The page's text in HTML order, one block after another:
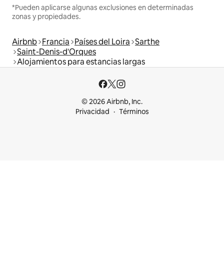
*Pueden aplicarse algunas exclusiones en determinadas
zonas y propiedades.
Airbnb Francia Países del Loira Sarthe
Saint-Denis-d'Orques
Alojamientos para estancias largas
© 2026 Airbnb, Inc.
Privacidad
Términos